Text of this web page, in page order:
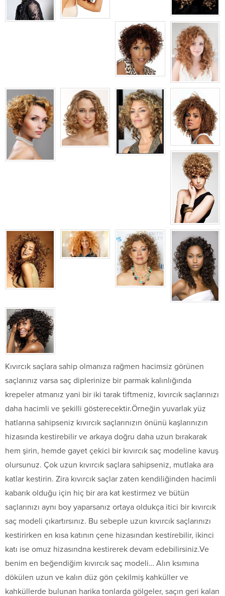
Kıvırcık saçlara sahip olmanıza rağmen hacimsiz görünen
saçlarınız varsa saç diplerinize bir parmak kalınlığında
krepeler atmanız yani bir iki tarak tiftmeniz, kıvırcık saçlarınızı
daha hacimli ve şekilli gösterecektir.Örneğin yuvarlak yüz
hatlarına sahipseniz kıvırcık saçlarınızın önünü kaşlarınızın
hizasında kestirebilir ve arkaya doğru daha uzun bırakarak
hem şirin, hemde gayet çekici bir kıvırcık saç modeline kavuş
olursunuz. Çok uzun kıvırcık saçlara sahipseniz, mutlaka ara
katlar kestirin. Zira kıvırcık saçlar zaten kendiliğinden hacimli
kabarık olduğu için hiç bir ara kat kestirmez ve bütün
saçlarınızı aynı boy yaparsanız ortaya oldukça itici bir kıvırcık
saç modeli çıkartırsınız. Bu sebeple uzun kıvırcık saçlarınızı
kestirirken en kısa katının çene hizasından kestirebilir, ikinci
katı ise omuz hizasındna kestirerek devam edebilirsiniz.Ve
benim en beğendiğim kıvırcık saç modeli… Alın ksımına
dökülen uzun ve kalın düz gön çekilmiş kahküller ve
kahküllerde bulunan harika tonlarda gölgeler, saçın geri kalan